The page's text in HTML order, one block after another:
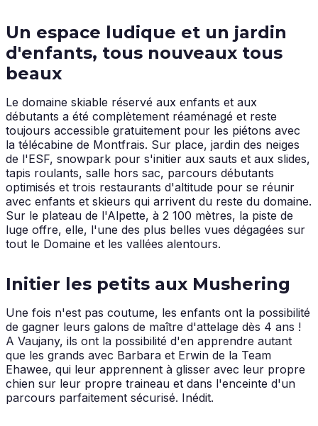
Un espace ludique et un jardin
d'enfants, tous nouveaux tous
beaux
Le domaine skiable réservé aux enfants et aux
débutants a été complètement réaménagé et reste
toujours accessible gratuitement pour les piétons avec
la télécabine de Montfrais. Sur place, jardin des neiges
de l'ESF, snowpark pour s'initier aux sauts et aux slides,
tapis roulants, salle hors sac, parcours débutants
optimisés et trois restaurants d'altitude pour se réunir
avec enfants et skieurs qui arrivent du reste du domaine.
Sur le plateau de l'Alpette, à 2 100 mètres, la piste de
luge offre, elle, l'une des plus belles vues dégagées sur
tout le Domaine et les vallées alentours.
Initier les petits aux Mushering
Une fois n'est pas coutume, les enfants ont la possibilité
de gagner leurs galons de maître d'attelage dès 4 ans !
A Vaujany, ils ont la possibilité d'en apprendre autant
que les grands avec Barbara et Erwin de la Team
Ehawee, qui leur apprennent à glisser avec leur propre
chien sur leur propre traineau et dans l'enceinte d'un
parcours parfaitement sécurisé. Inédit.